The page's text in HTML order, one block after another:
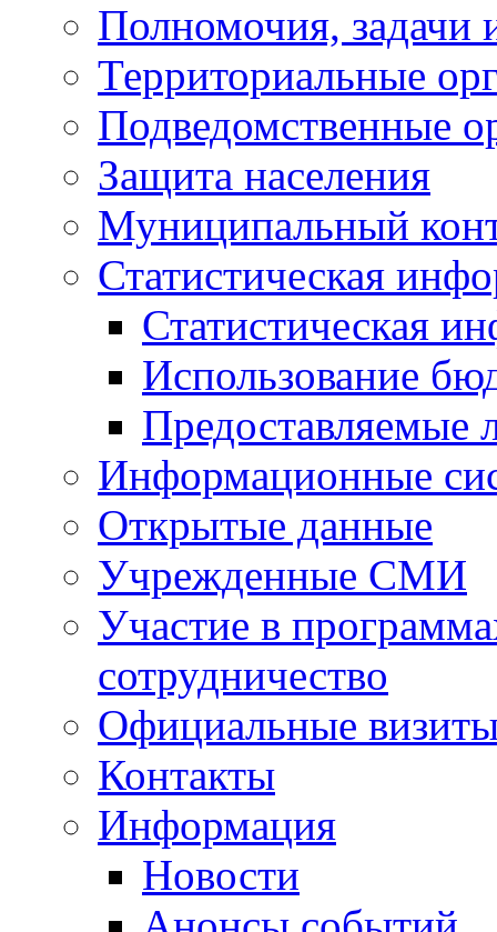
Полномочия, задачи
Территориальные
Подведомственные
Защита населения
Муниципальный
Статистическая
Статистическая
Использование
Предоставляемые
Информационные
Открытые данные
Учрежденные СМИ
Участие в
сотрудничество
Официальные
Контакты
Информация
Новости